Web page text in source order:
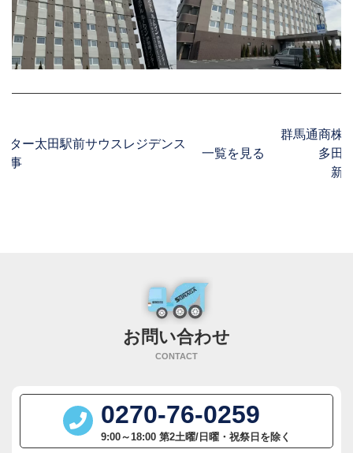
ター太田駅前サウスレジデンス
事
一覧を見る
群馬通商株
多田
新
お問い合わせ
CONTACT
0270-76-0259
9:00～18:00 第2土曜/日曜・祝祭日を除く